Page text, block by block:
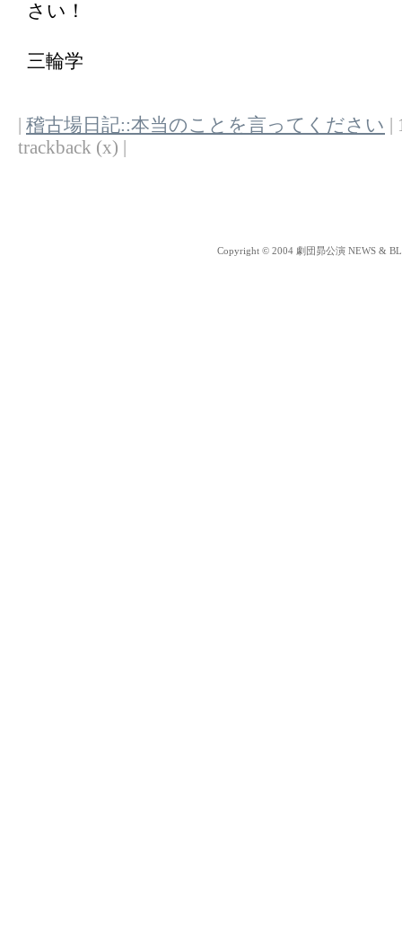
さい！
三輪学
稽古場日記::本当のことを言ってください
trackback (x) |
Copyright © 2004 劇団昴公演 NEWS &